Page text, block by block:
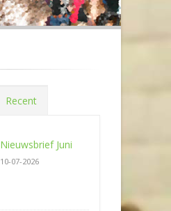
Recent
Nieuwsbrief Juni
10-07-2026